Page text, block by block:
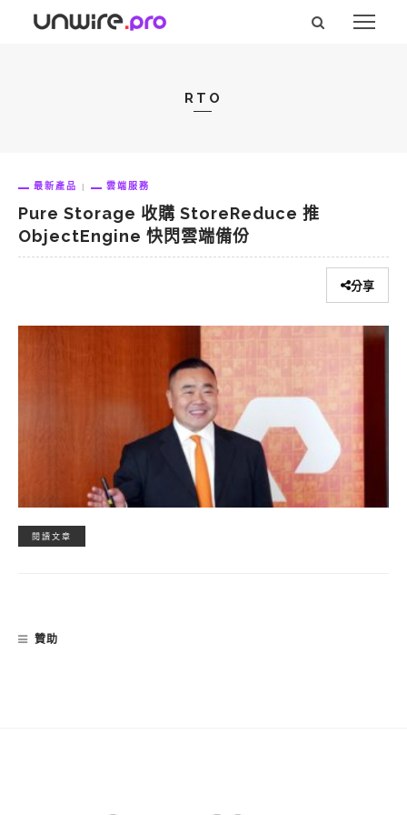
RTO
最新產品 雲端服務
Pure Storage 收購 StoreReduce 推
ObjectEngine 快閃雲端備份
分享
閱讀文章
贊助